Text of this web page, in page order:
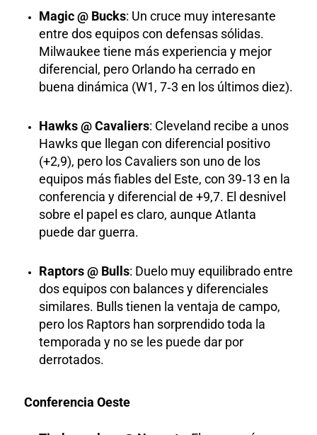
Magic @ Bucks: Un cruce muy interesante
entre dos equipos con defensas sólidas.
Milwaukee tiene más experiencia y mejor
diferencial, pero Orlando ha cerrado en
buena dinámica (W1, 7‑3 en los últimos diez).
Hawks @ Cavaliers: Cleveland recibe a unos
Hawks que llegan con diferencial positivo
(+2,9), pero los Cavaliers son uno de los
equipos más fiables del Este, con 39‑13 en la
conferencia y diferencial de +9,7. El desnivel
sobre el papel es claro, aunque Atlanta
puede dar guerra.
Raptors @ Bulls: Duelo muy equilibrado entre
dos equipos con balances y diferenciales
similares. Bulls tienen la ventaja de campo,
pero los Raptors han sorprendido toda la
temporada y no se les puede dar por
derrotados.
Conferencia Oeste